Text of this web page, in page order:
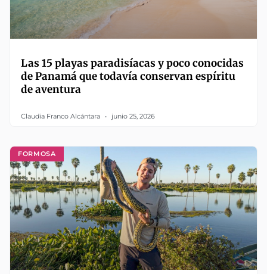
Las 15 playas paradisíacas y poco conocidas
de Panamá que todavía conservan espíritu
de aventura
Claudia Franco Alcántara junio 25, 2026
FORMOSA